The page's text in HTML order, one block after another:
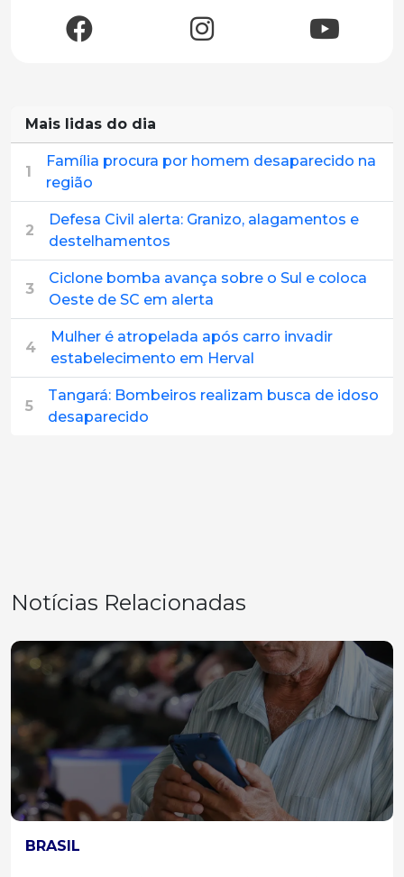
Mais lidas do dia
1
Família procura por homem desaparecido na
região
2
Defesa Civil alerta: Granizo, alagamentos e
destelhamentos
3
Ciclone bomba avança sobre o Sul e coloca
Oeste de SC em alerta
4
Mulher é atropelada após carro invadir
estabelecimento em Herval
5
Tangará: Bombeiros realizam busca de idoso
desaparecido
Notícias Relacionadas
LOTERIAS